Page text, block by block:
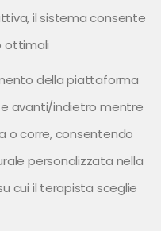
il sistema consente
ottimali
della piattaforma
avanti/indietro mentre
o corre, consentendo
personalizzata nella
cui il terapista sceglie